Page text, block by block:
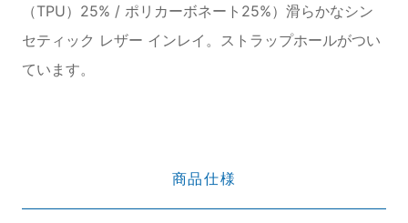
（TPU）25% / ポリカーボネート25%）滑らかなシン
セティック レザー インレイ。ストラップホールがつい
ています。
商品仕様